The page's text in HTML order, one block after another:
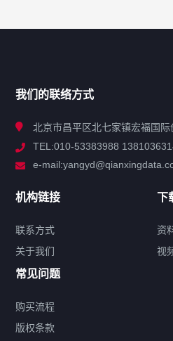
解决方案
联系方式
热门标签
我们的联络方式
北京市昌平区北七家镇宏福国
TEL:010-53383988
e-
机构链接
联系方式
关于我们
下
资
视
常见问题
购买流程
版权条款